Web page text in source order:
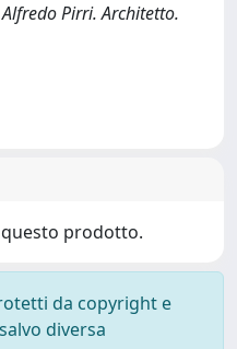
Pirri. Architetto.
prodotto.
da copyright e
diversa